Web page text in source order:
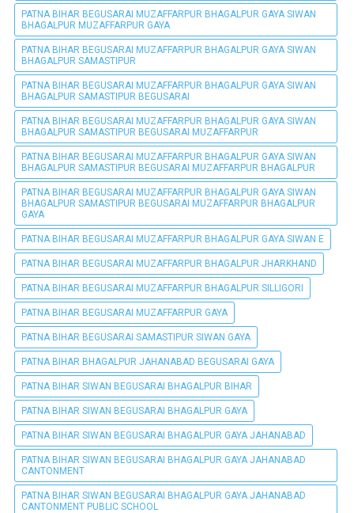
PATNA BIHAR BEGUSARAI MUZAFFARPUR BHAGALPUR GAYA SIWAN
BHAGALPUR MUZAFFARPUR GAYA
PATNA BIHAR BEGUSARAI MUZAFFARPUR BHAGALPUR GAYA SIWAN
BHAGALPUR SAMASTIPUR
PATNA BIHAR BEGUSARAI MUZAFFARPUR BHAGALPUR GAYA SIWAN
BHAGALPUR SAMASTIPUR BEGUSARAI
PATNA BIHAR BEGUSARAI MUZAFFARPUR BHAGALPUR GAYA SIWAN
BHAGALPUR SAMASTIPUR BEGUSARAI MUZAFFARPUR
PATNA BIHAR BEGUSARAI MUZAFFARPUR BHAGALPUR GAYA SIWAN
BHAGALPUR SAMASTIPUR BEGUSARAI MUZAFFARPUR BHAGALPUR
PATNA BIHAR BEGUSARAI MUZAFFARPUR BHAGALPUR GAYA SIWAN
BHAGALPUR SAMASTIPUR BEGUSARAI MUZAFFARPUR BHAGALPUR
GAYA
PATNA BIHAR BEGUSARAI MUZAFFARPUR BHAGALPUR GAYA SIWAN E
PATNA BIHAR BEGUSARAI MUZAFFARPUR BHAGALPUR JHARKHAND
PATNA BIHAR BEGUSARAI MUZAFFARPUR BHAGALPUR SILLIGORI
PATNA BIHAR BEGUSARAI MUZAFFARPUR GAYA
PATNA BIHAR BEGUSARAI SAMASTIPUR SIWAN GAYA
PATNA BIHAR BHAGALPUR JAHANABAD BEGUSARAI GAYA
PATNA BIHAR SIWAN BEGUSARAI BHAGALPUR BIHAR
PATNA BIHAR SIWAN BEGUSARAI BHAGALPUR GAYA
PATNA BIHAR SIWAN BEGUSARAI BHAGALPUR GAYA JAHANABAD
PATNA BIHAR SIWAN BEGUSARAI BHAGALPUR GAYA JAHANABAD
CANTONMENT
PATNA BIHAR SIWAN BEGUSARAI BHAGALPUR GAYA JAHANABAD
CANTONMENT PUBLIC SCHOOL